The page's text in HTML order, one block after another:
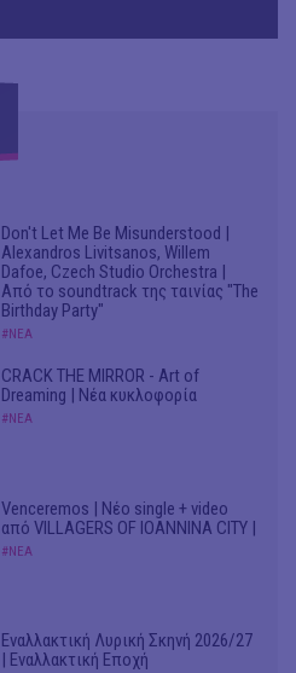
Don't Let Me Be Misunderstood |
Alexandros Livitsanos, Willem
Dafoe, Czech Studio Orchestra |
Από το soundtrack της ταινίας "The
Birthday Party"
#ΝΕΑ
CRACK THE MIRROR - Art of
Dreaming | Νέα κυκλοφορία
#ΝΕΑ
Venceremos | Νέο single + video
από VILLAGERS OF IOANNINA CITY |
#ΝΕΑ
Εναλλακτική Λυρική Σκηνή 2026/27
| Εναλλακτική Εποχή